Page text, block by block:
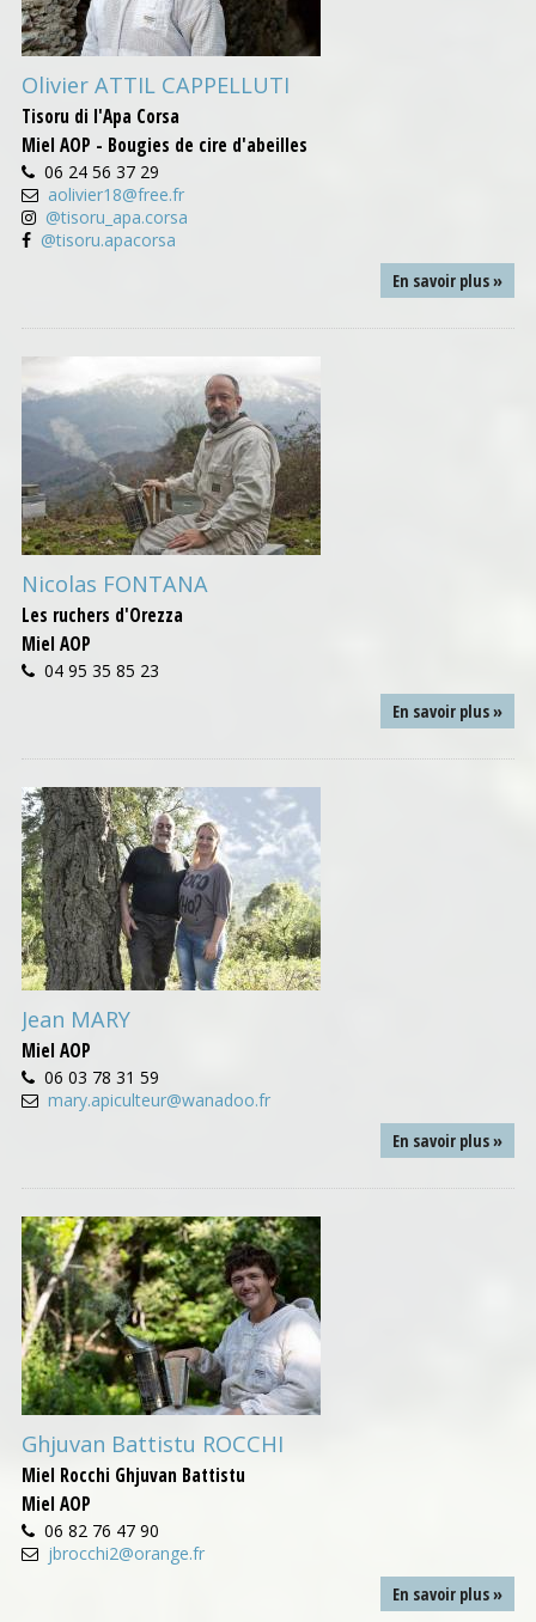
Olivier ATTIL CAPPELLUTI
Tisoru di l'Apa Corsa
Miel AOP - Bougies de cire d'abeilles
06 24 56 37 29
aolivier18@free.fr
@tisoru_apa.corsa
@tisoru.apacorsa
En savoir plus »
Nicolas FONTANA
Les ruchers d'Orezza
Miel AOP
04 95 35 85 23
En savoir plus »
Jean MARY
Miel AOP
06 03 78 31 59
mary.apiculteur@wanadoo.fr
En savoir plus »
Ghjuvan Battistu ROCCHI
Miel Rocchi Ghjuvan Battistu
Miel AOP
06 82 76 47 90
jbrocchi2@orange.fr
En savoir plus »